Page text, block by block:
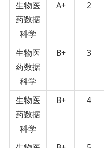
生物医
药数据
科学
A+ 2
生物医
药数据
科学
B+ 3
生物医
药数据
科学
B+ 4